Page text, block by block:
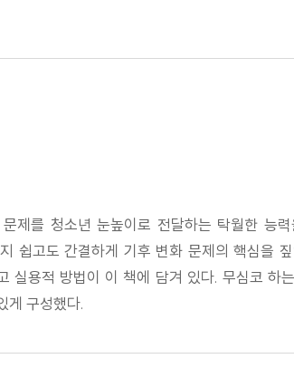
제를 청소년 눈높이로 전달하는 탁월한 능
쉽고도 간결하게 기후 변화 문제의 핵심을
실용적 방법이 이 책에 담겨 있다. 무심코 하
게 구성했다.